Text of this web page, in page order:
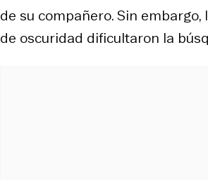
de su compañero. Sin embargo,
de oscuridad dificultaron la